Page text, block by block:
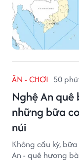
ĂN - CHƠI 50
Nghệ An quê
những bữa
núi
Không cầu kỳ,
An - quê hương